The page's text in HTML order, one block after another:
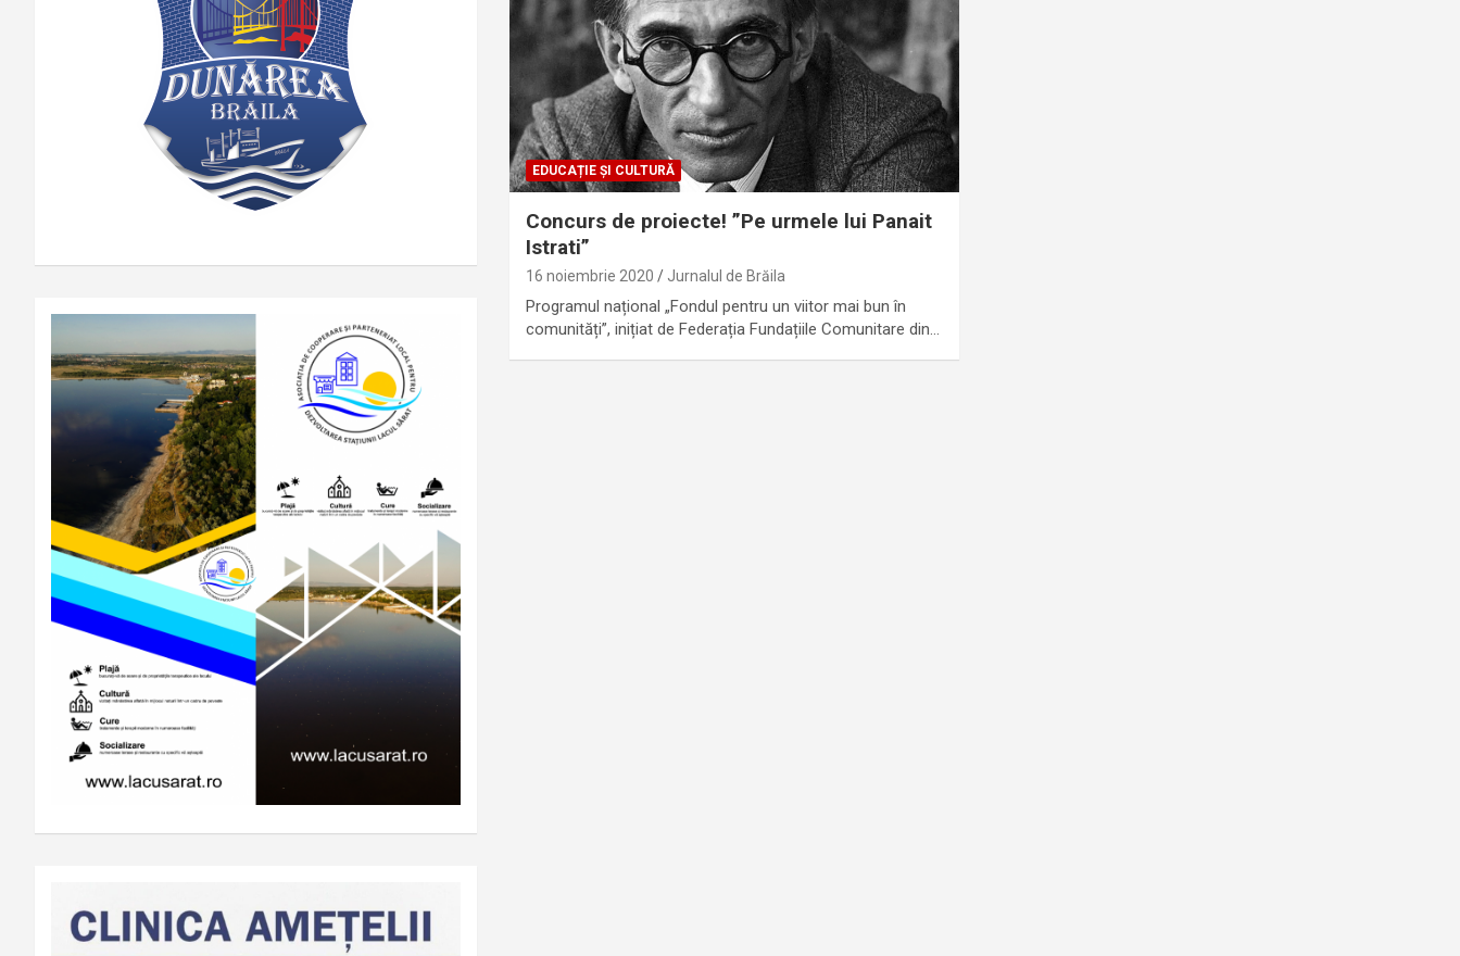
EDUCAȚIE ȘI CULTURĂ
Concurs de proiecte! ”Pe urmele lui Panait
Istrati”
16 noiembrie 2020 Jurnalul de Brăila
Programul național „Fondul pentru un viitor mai bun în
comunități”, inițiat de Federația Fundațiile Comunitare din…